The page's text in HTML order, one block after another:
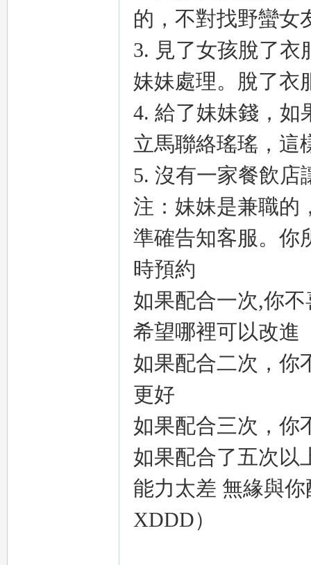
的，不對找野蠻女
3. 見了女孩脫了衣
妹妹處理。脫了衣
4. 給了妹妹錢，如
立馬聯絡瑤瑤，這
5. 沒有一家餐飲店
注：妹妹是兼職的
準確告知客服。你
時預約
如果配合一次,你
希望哪裡可以改進
如果配合二次，你
更好
如果配合三次，你
如果配合了五次以
能力太差 無緣與
XDDD）